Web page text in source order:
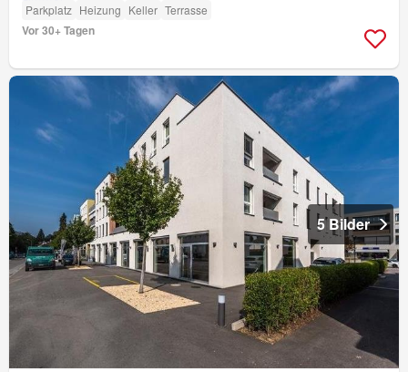
Parkplatz Heizung Keller Terrasse
Vor 30+ Tagen
5 Bilder